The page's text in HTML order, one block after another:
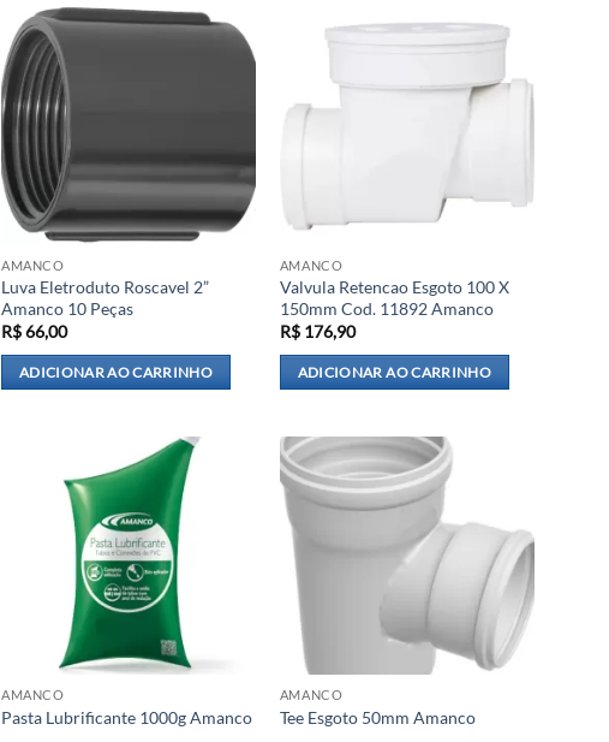
AMANCO
Luva Eletroduto Roscavel 2”
Amanco 10 Peças
R$66,00
ADICIONAR AO CARRINHO
AMANCO
Valvula Retencao Esgoto 100 X
150mm Cod. 11892 Amanco
R$176,90
ADICIONAR AO CARRINHO
AMANCO
Pasta Lubrificante 1000g Amanco
AMANCO
Tee Esgoto 50mm Amanco